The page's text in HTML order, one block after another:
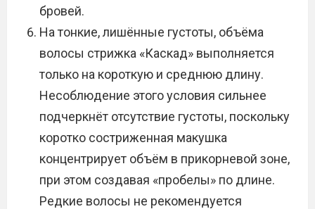
бровей.
На тонкие, лишённые густоты, объёма
волосы стрижка «Каскад» выполняется
только на короткую и среднюю длину.
Несоблюдение этого условия сильнее
подчеркнёт отсутствие густоты, поскольку
коротко состриженная макушка
концентрирует объём в прикорневой зоне,
при этом создавая «пробелы» по длине.
Редкие волосы не рекомендуется